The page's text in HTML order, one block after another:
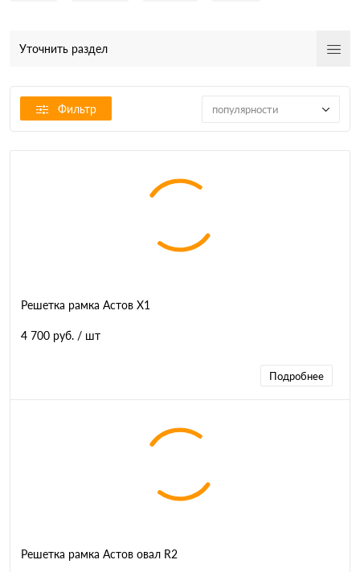
Уточнить раздел
Фильтр популярности
Решетка рамка Астов Х1
4 700 руб. / шт
Подробнее
Решетка рамка Астов овал R2